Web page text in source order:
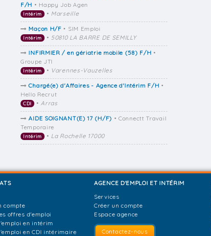
F/H • Happy Job Agen
Intérim • Marseille
Maçon H/F • SIM Emploi
Intérim • 50810 LA BARRE DE SEMILLY
INFIRMIER / en gériatrie mobile (58) F/H •
Groupe JTI
Intérim • Varennes-Vauzelles
Chargé(e) d'Affaires - Agence d'Intérim F/H •
Hello Recrut
CDI • Arras
AIDE SOIGNANT(E) 17 (H/F) • Connectt Travail
Temporaire
Intérim • La Rochelle 17000
compte
offres d'emploi
en intérim
en CDI intérimaire
AGENCE D'EMPLOI ET INTÉRIM
Services
Créer un compte
Espace agence
Contactez-nous